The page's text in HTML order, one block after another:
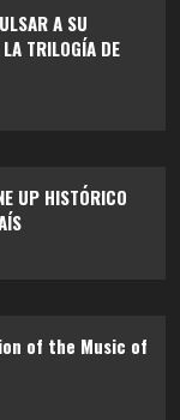
A SU
TRILOGÍA DE
UP HISTÓRICO
of the Music of